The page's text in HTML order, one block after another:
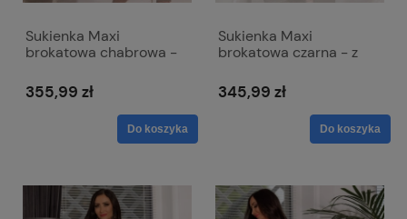
Sukienka Maxi
brokatowa chabrowa -
ramionami - Salma
355,99 zł
Do koszyka
Sukienka Maxi
brokatowa czarna - z
345,99 zł
Do koszyka